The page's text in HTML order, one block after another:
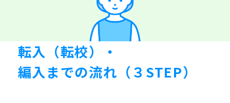
転入（転校）・
編入までの流れ（３STEP）